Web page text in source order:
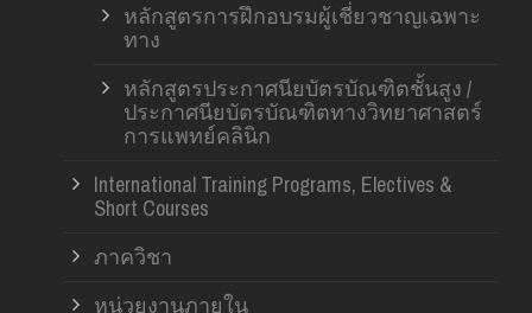
หลักสูตรการฝึกอบรมผู้เชี่ยวชาญเฉพาะ
ทาง
หลักสูตรประกาศนียบัตรบัณฑิตชั้นสูง /
ประกาศนียบัตรบัณฑิตทางวิทยาศาสตร์
การแพทย์คลินิก
International Training Programs, Electives &
Short Courses
ภาควิชา
หน่วยงานภายใน